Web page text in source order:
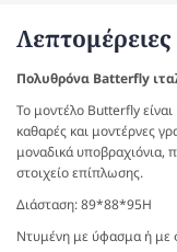
Λεπτομέρειες
Πολυθρόνα Batterfly
Το μοντέλο Butterfly
καθαρές και μοντέρνες
μοναδικά υποβραχιόνια,
στοιχείο επίπλωσης.
Διάσταση: 89*88*95Η
Ντυμένη με ύφασμα ή με